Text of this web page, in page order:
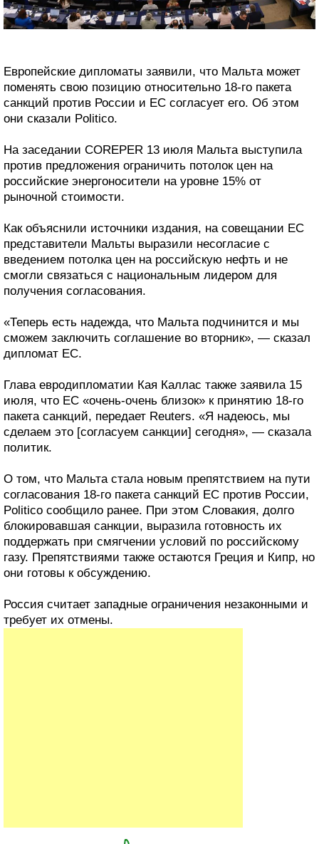
Европейские дипломаты заявили, что Мальта может
поменять свою позицию относительно 18-го пакета
санкций против России и ЕС согласует его. Об этом
они сказали Politico.
На заседании COREPER 13 июля Мальта выступила
против предложения ограничить потолок цен на
российские энергоносители на уровне 15% от
рыночной стоимости.
Как объяснили источники издания, на совещании ЕС
представители Мальты выразили несогласие с
введением потолка цен на российскую нефть и не
смогли связаться с национальным лидером для
получения согласования.
«Теперь есть надежда, что Мальта подчинится и мы
сможем заключить соглашение во вторник», — сказал
дипломат ЕС.
Глава евродипломатии Кая Каллас также заявила 15
июля, что ЕС «очень-очень близок» к принятию 18-го
пакета санкций, передает Reuters. «Я надеюсь, мы
сделаем это [согласуем санкции] сегодня», — сказала
политик.
О том, что Мальта стала новым препятствием на пути
согласования 18-го пакета санкций ЕС против России,
Politico сообщило ранее. При этом Словакия, долго
блокировавшая санкции, выразила готовность их
поддержать при смягчении условий по российскому
газу. Препятствиями также остаются Греция и Кипр, но
они готовы к обсуждению.
Россия считает западные ограничения незаконными и
требует их отмены.